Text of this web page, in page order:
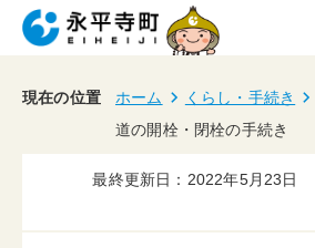
現在の位置 ホーム くらし・手続き
道の開栓・閉栓の手続き
最終更新日：2022年5月23日